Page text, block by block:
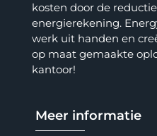
kosten door de
energierekening.
werk uit handen en
op maat gemaakte
kantoor!
Meer informatie